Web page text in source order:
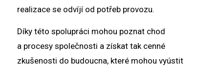
realizace se odvíjí od potřeb provozu.
Díky této spolupráci mohou poznat chod
a procesy společnosti a získat tak cenné
zkušenosti do budoucna, které mohou vyústit